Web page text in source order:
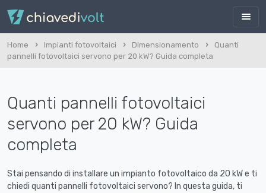
Home Impianti fotovoltaici Dimensionamento
Quanti
pannelli fotovoltaici servono per 20 kW? Guida completa
Quanti pannelli fotovoltaici
servono per 20 kW? Guida
completa
Stai pensando di installare un impianto fotovoltaico da 20 kW e ti
chiedi quanti pannelli fotovoltaici servono? In questa guida, ti